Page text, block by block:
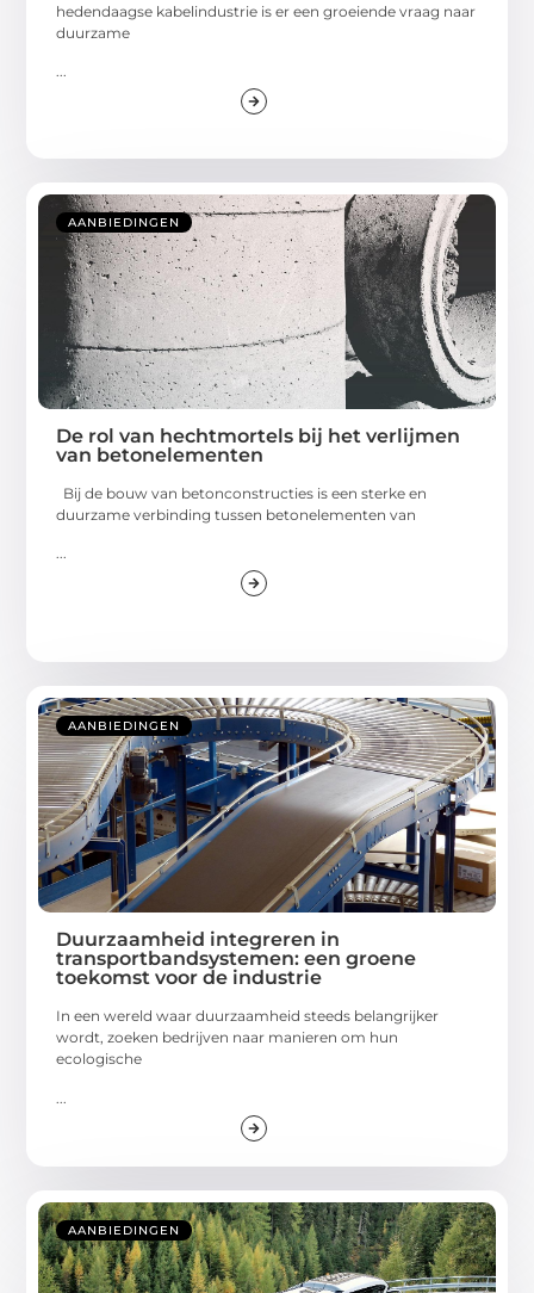
hedendaagse kabelindustrie is er een groeiende vraag naar
duurzame
AANBIEDINGEN
De rol van hechtmortels bij het verlijmen
van betonelementen
Bij de bouw van betonconstructies is een sterke en
duurzame verbinding tussen betonelementen van
...
AANBIEDINGEN
Duurzaamheid integreren in
transportbandsystemen: een groene
toekomst voor de industrie
In een wereld waar duurzaamheid steeds belangrijker
wordt, zoeken bedrijven naar manieren om hun
ecologische
AANBIEDINGEN